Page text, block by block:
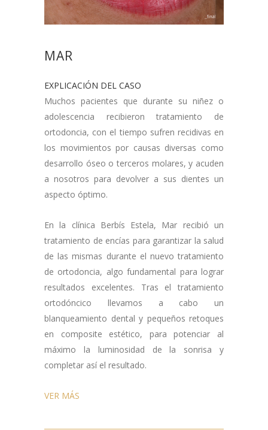
MAR
EXPLICACIÓN DEL CASO
Muchos pacientes que durante su niñez o
adolescencia recibieron tratamiento de
ortodoncia, con el tiempo sufren recidivas en
los movimientos por causas diversas como
desarrollo óseo o terceros molares, y acuden
a nosotros para devolver a sus dientes un
aspecto óptimo.
En la clínica Berbís Estela, Mar recibió un
tratamiento de encías para garantizar la salud
de las mismas durante el nuevo tratamiento
de ortodoncia, algo fundamental para lograr
resultados excelentes. Tras el tratamiento
ortodóncico llevamos a cabo un
blanqueamiento dental y pequeños retoques
en composite estético, para potenciar al
máximo la luminosidad de la sonrisa y
completar así el resultado.
VER MÁS